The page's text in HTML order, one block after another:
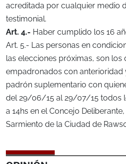
acreditada por cualquier medio
testimonial.
Art. 4.- Haber cumplido los 16
Art. 5.- Las personas en
las elecciones próximas, son los
empadronados con anterioridad
padrón suplementario con
del 29/06/15 al 29/07/15 todos
a 14hs en el Concejo
Sarmiento de la Ciudad de